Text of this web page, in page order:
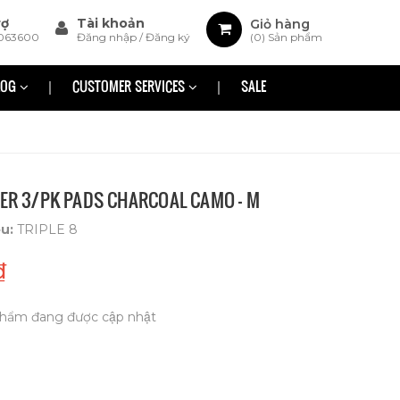
Giỏ hàng
(0) Sản phẩm
Tài khoản
Đăng nhập /Đăng ký
CUSTOMER SERVICES SALE
3/PK PADS CHARCOAL CAMO - M
TRIPLE 8
đang được cập nhật